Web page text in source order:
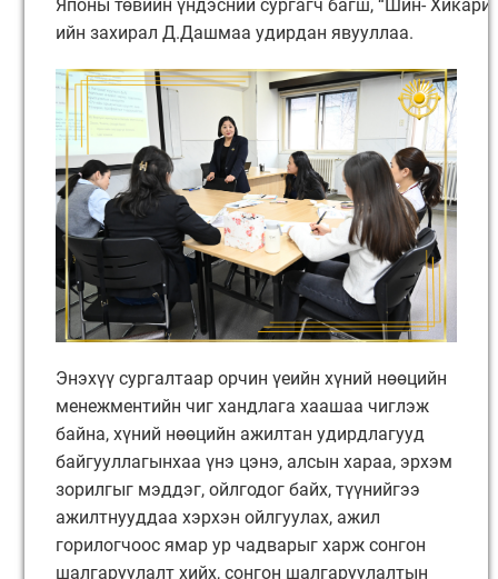
Японы төвийн үндэсний сургагч багш, “Шин-
ийн захирал Д.Дашмаа удирдан явууллаа.
Энэхүү сургалтаар орчин үеийн хүний нөөцийн
менежментийн чиг хандлага хаашаа чиглэж
байна, хүний нөөцийн ажилтан удирдлагууд
байгууллагынхаа үнэ цэнэ, алсын хараа, эрхэм
зорилгыг мэддэг, ойлгодог байх, түүнийгээ
ажилтнууддаа хэрхэн ойлгуулах, ажил
горилогчоос ямар ур чадварыг харж сонгон
шалгаруулалт хийх, сонгон шалгаруулалтын